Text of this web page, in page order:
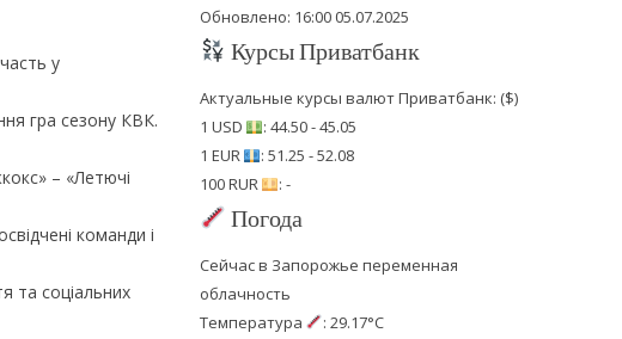
у
гра сезону КВК.
– «Летючі
команди і
та соціальних
Обновлено: 16:00 05.07.2025
Курсы Приватбанк
Актуальные курсы валют Приватбанк: ($)
1 USD
: 44.50 - 45.05
1 EUR
: 51.25 - 52.08
100 RUR
: -
Погода
Сейчас в Запорожье переменная
облачность
Температура
: 29.17°C